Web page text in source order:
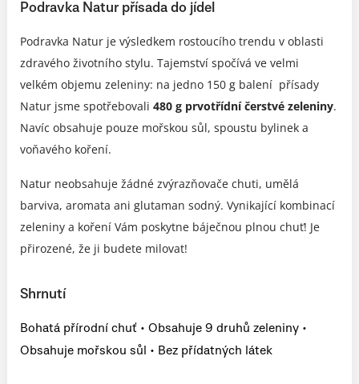
Podravka Natur přísada do jídel
Podravka Natur je výsledkem rostoucího trendu v oblasti
zdravého životního stylu. Tajemství spočívá ve velmi
velkém objemu zeleniny: na jedno 150 g balení přísady
Natur jsme spotřebovali 480 g prvotřídní čerstvé zeleniny.
Navíc obsahuje pouze mořskou sůl, spoustu bylinek a
voňavého koření.
Natur neobsahuje žádné zvýrazňovače chuti, umělá
barviva, aromata ani glutaman sodný. Vynikající kombinací
zeleniny a koření Vám poskytne báječnou plnou chuť! Je
přirozené, že ji budete milovat!
Shrnutí
Bohatá přírodní chuť • Obsahuje 9 druhů zeleniny •
Obsahuje mořskou sůl • Bez přídatných látek